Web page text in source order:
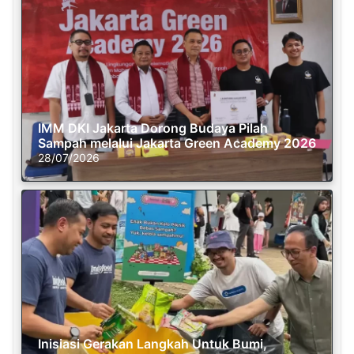
IMM DKI Jakarta Dorong Budaya Pilah
Sampah melalui Jakarta Green Academy 2026
28/07/2026
Inisiasi Gerakan Langkah Untuk Bumi,